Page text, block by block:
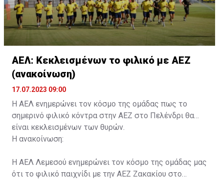
ΑΕΛ: Κεκλεισμένων το φιλικό με ΑΕΖ
(ανακοίνωση)
17.07.2023 09:00
Η ΑΕΛ ενημερώνει τον κόσμο της ομάδας πως το
σημερινό φιλικό κόντρα στην ΑΕΖ στο Πελένδρι θα
είναι κεκλεισμένων των θυρών.
Η ανακοίνωση:
Η ΑΕΛ Λεμεσού ενημερώνει τον κόσμο της ομάδας μας
ότι το φιλικό παιχνίδι με την ΑΕΖ Ζακακίου στο